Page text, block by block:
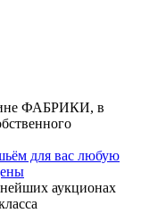
ФАБРИКИ, в
для вас любую
аукционах